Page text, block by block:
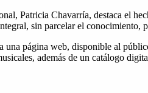
Patricia Chavarría, destaca el
sin parcelar el
página web, disponible al
además de un catálogo